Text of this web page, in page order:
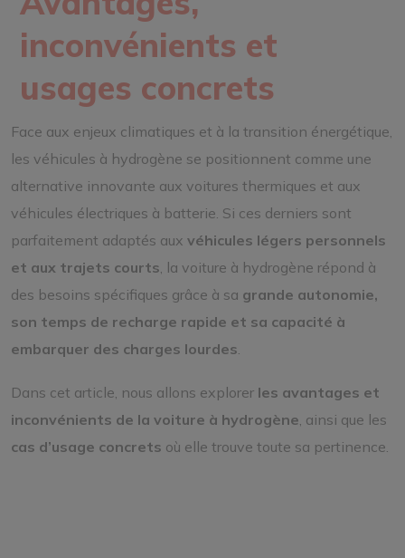
inconvénients et
usages concrets
Face aux enjeux climatiques et à la transition énergétique,
les véhicules à hydrogène se positionnent comme une
alternative innovante aux voitures thermiques et aux
véhicules électriques à batterie. Si ces derniers sont
parfaitement adaptés auxvéhicules légers personnels
et aux trajets courts , la voiture à hydrogène répond à
des besoins spécifiques grâce à sa grande autonomie,
son temps de recharge rapide et sa capacité à
embarquer des charges lourdes
Dans cet article, nous allons explorer les avantages et
inconvénients de la voiture à hydrogène , ainsi que les
cas d’usage concrets où elle trouve toute sa pertinence.